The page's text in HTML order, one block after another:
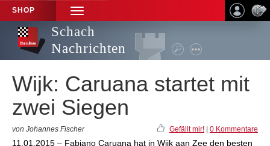
SHOP
TOGGLE
NAVIGATION
Schach
Nachrichten
Wijk: Caruana startet mit
zwei Siegen
von Johannes Fischer Gefällt mir! 0 Kommentare
11.01.2015 – Fabiano Caruana hat in Wijk aan Zee den besten